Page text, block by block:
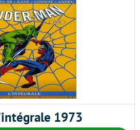
1973